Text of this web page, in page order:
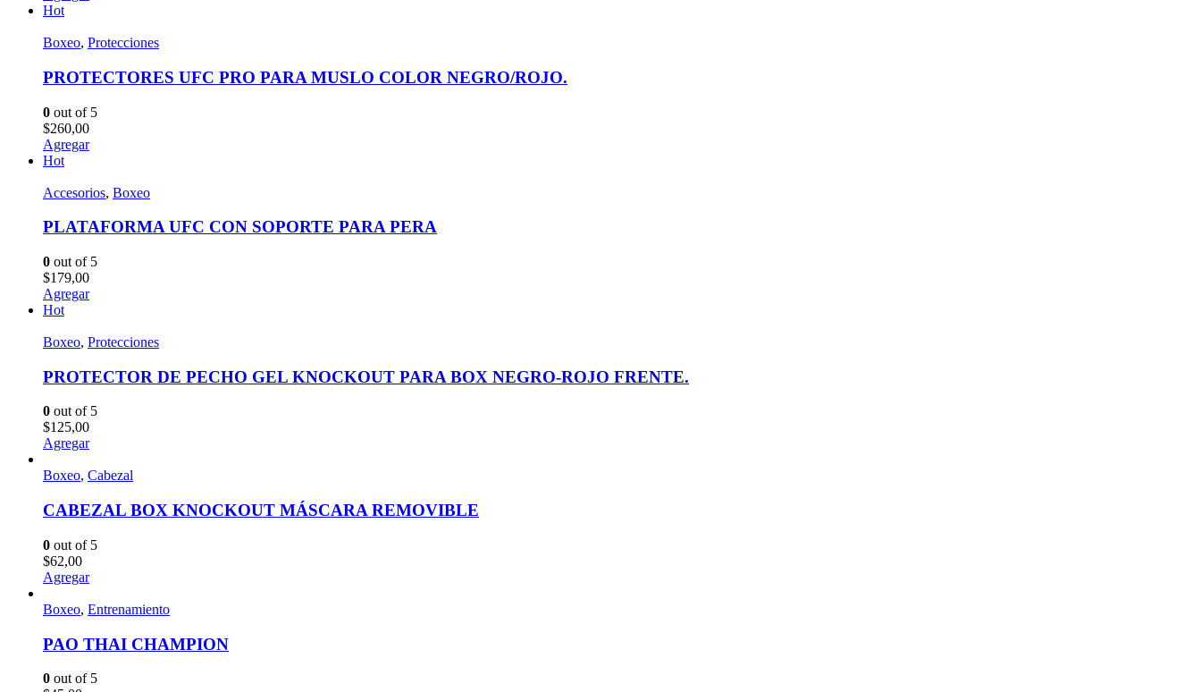
Hot
Boxeo, Protecciones
PROTECTORES UFC PRO PARA MUSLO COLOR NEGRO/ROJO.
0 out of 5
$260,00
Agregar
Hot
Accesorios, Boxeo
PLATAFORMA UFC CON SOPORTE PARA PERA
0 out of 5
$179,00
Agregar
Hot
Boxeo, Protecciones
PROTECTOR DE PECHO GEL KNOCKOUT PARA BOX NEGRO-ROJO FRENTE.
0 out of 5
$125,00
Agregar
Boxeo, Cabezal
CABEZAL BOX KNOCKOUT MÁSCARA REMOVIBLE
0 out of 5
$62,00
Agregar
Boxeo, Entrenamiento
PAO THAI CHAMPION
0 out of 5